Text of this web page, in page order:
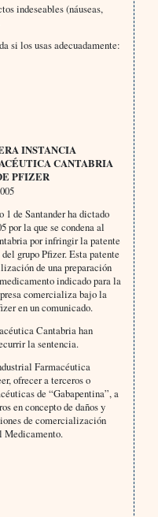
indeseables (náuseas,
si los usas adecuadamente:
INSTANCIA
CANTABRIA
PFIZER
1 de Santander ha dictado
por la que se condena al
por infringir la patente
grupo Pfizer. Esta patente
de una prepara­ción
indicado para la
comercializa bajo la
en un comunicado.
Cantabria han
la sentencia.
Farmacéutica
ofrecer a terceros o
de “Gabapentina”, a
en concepto de daños y
de comercialización
Medicamento.